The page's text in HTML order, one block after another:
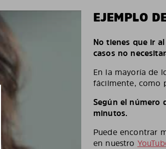
EJEMPLO
No tienes que ir
casos no
En la mayoría de
fácilmente, como
Según el número
minutos.
Puede encontrar
en nuestro